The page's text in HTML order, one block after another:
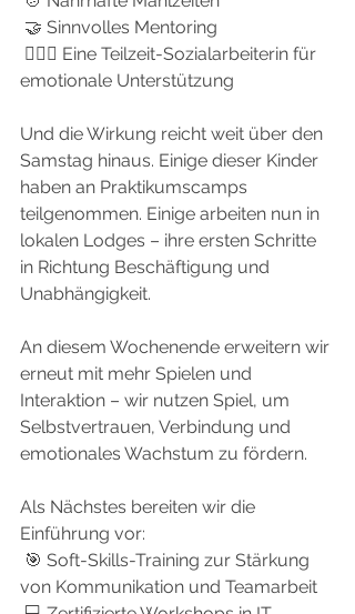
🤝 Sinnvolles Mentoring
emotionale Unterstützung
Und die Wirkung reicht weit über den
Samstag hinaus. Einige dieser Kinder
haben an Praktikumscamps
teilgenommen. Einige arbeiten nun in
lokalen Lodges – ihre ersten Schritte
in Richtung Beschäftigung und
Unabhängigkeit.
An diesem Wochenende erweitern wir
erneut mit mehr Spielen und
Interaktion – wir nutzen Spiel, um
Selbstvertrauen, Verbindung und
emotionales Wachstum zu fördern.
Als Nächstes bereiten wir die
Einführung vor:
von Kommunikation und Teamarbeit